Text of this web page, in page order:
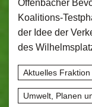
Offenbacher
Koalitions-
der Idee der
des
Aktuelles Fraktion
Umwelt, Planen